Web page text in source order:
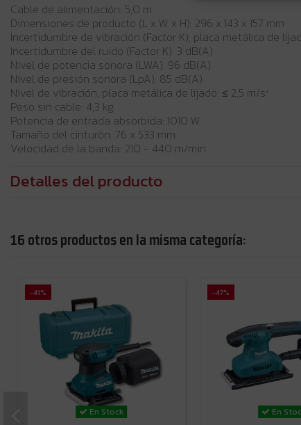
Cable de alimentación: 5,0 m
Dimensiones de producto (L x W x H): 296 x 143 x 157 mm
Incertidumbre de vibración (Factor K), placa metálica de
Incertidumbre del ruido (Factor K): 3 dB(A)
Nivel de potencia sonora (LWA): 96 dB(A)
Nivel de presión sonora (LpA): 85 dB(A)
Nivel de vibración, placa metálica de lijado: ≤ 2,5 m/s²
Peso sin cable: 4,3 kg
Potencia de entrada absorbida: 1010 W
Tamaño del cinturón: 76 x 533 mm
Velocidad de la banda: 210 - 440 m/min
Detalles del producto
16 otros productos en la misma categoría:
-41%
En Stock
-47%
En